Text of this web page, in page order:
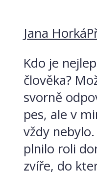
Jana Horká
Kdo je
člověka?
svorně
pes, ale v
vždy
plnilo roli
zvíře, do